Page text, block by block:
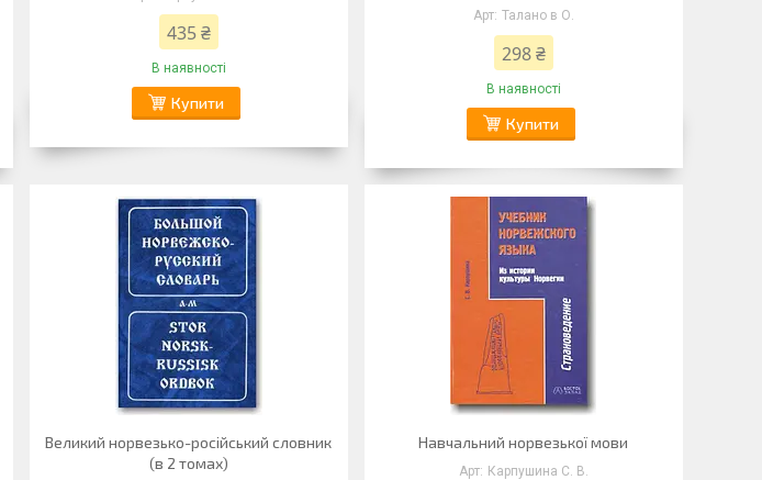
435 ₴
В наявності
Купити
Талано в О.
298 ₴
В наявності
Купити
Великий норвезько-російський словник
(в 2 томах)
Навчальний норвезької мови
Карпушина С. В.